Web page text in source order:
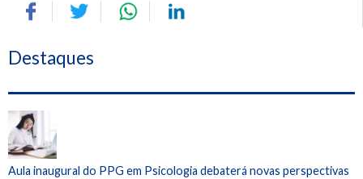
Destaques
Aula inaugural do PPG em Psicologia debaterá novas perspectivas